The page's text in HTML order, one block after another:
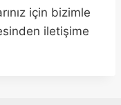
için bizimle
iletişime